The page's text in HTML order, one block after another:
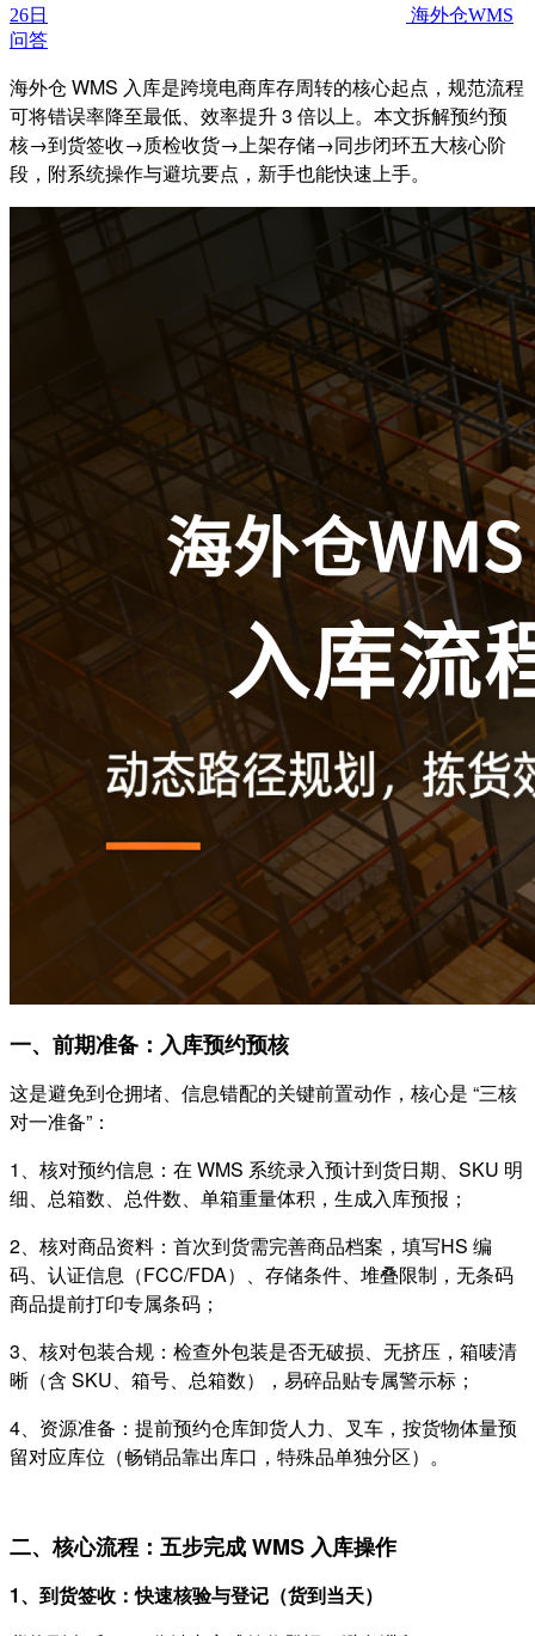
26日
海外仓WMS
问答
海外仓 WMS 入库是跨境电商库存周转的核心起点，规范流程
可将错误率降至最低、效率提升 3 倍以上。本文拆解预约预
核→到货签收→质检收货→上架存储→同步闭环五大核心阶
段，附系统操作与避坑要点，新手也能快速上手。
一、前期准备：入库预约预核
这是避免到仓拥堵、信息错配的关键前置动作，核心是 “三核
对一准备”：
1、核对预约信息：在 WMS 系统录入预计到货日期、SKU 明
细、总箱数、总件数、单箱重量体积，生成入库预报；
2、核对商品资料：首次到货需完善商品档案，填写HS 编
码、认证信息（FCC/FDA）、存储条件、堆叠限制，无条码
商品提前打印专属条码；
3、核对包装合规：检查外包装是否无破损、无挤压，箱唛清
晰（含 SKU、箱号、总箱数），易碎品贴专属警示标；
4、资源准备：提前预约仓库卸货人力、叉车，按货物体量预
留对应库位（畅销品靠出库口，特殊品单独分区）。
二、核心流程：五步完成 WMS 入库操作
1、到货签收：快速核验与登记（货到当天）